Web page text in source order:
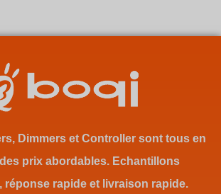
Dimmers et Controller sont tous en
prix abordables. Echantillons
réponse rapide et livraison rapide.